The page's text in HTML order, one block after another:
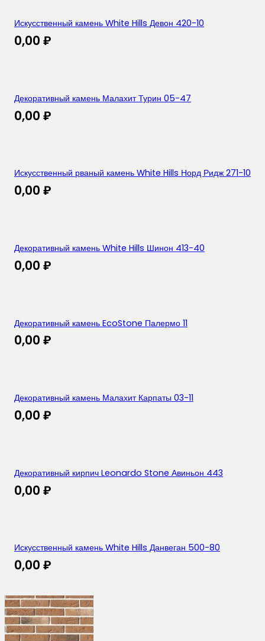
Искусственный камень White Hills Девон 420-10
0,00 ₽
Декоративный камень Малахит Турин 05-47
0,00 ₽
Искусственный рваный камень White Hills Норд Ридж 271-10
0,00 ₽
Декоративный камень White Hills Шинон 413-40
0,00 ₽
Декоративный камень EcoStone Палермо 11
0,00 ₽
Декоративный камень Малахит Карпаты 03-11
0,00 ₽
Декоративный кирпич Leonardo Stone Авиньон 443
0,00 ₽
Искусственный камень White Hills Данвеган 500-80
0,00 ₽